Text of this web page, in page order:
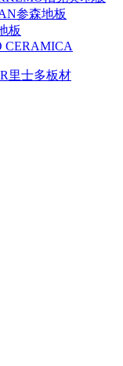
参森地板
板
CERAMICA
里士多板材